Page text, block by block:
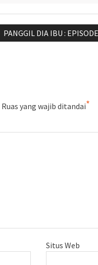
Next
post:
PANGGIL DIA IBU :
Ruas yang wajib ditandai*
Situs Web